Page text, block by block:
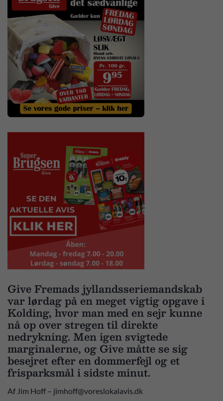
Give Fremads jyllandsseriemandskab
var lørdag på en meget vigtig opgave i
Kolding, hvor man med en sejr kunne
nå op over stregen til direkte
nedrykning. Men igen svigtede
marginalerne, og Give måtte se sig
besejret efter en dommerfejl og et
frisparksmål i sidste minut.
Af Jim Hoff – jimhoff@voreslokalavis.dk